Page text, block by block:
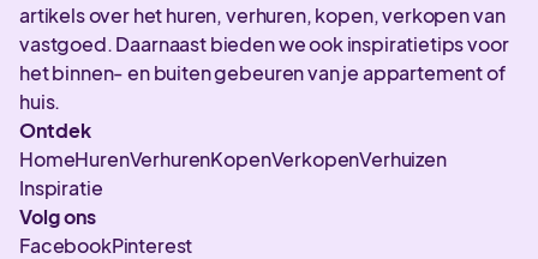
artikels over het huren, verhuren, kopen, verkopen van
vastgoed. Daarnaast bieden we ook inspiratietips voor
het binnen- en buiten gebeuren van je appartement of
huis.
Ontdek
HomeHurenVerhurenKopenVerkopenVerhuizen
Inspiratie
Volg ons
FacebookPinterest